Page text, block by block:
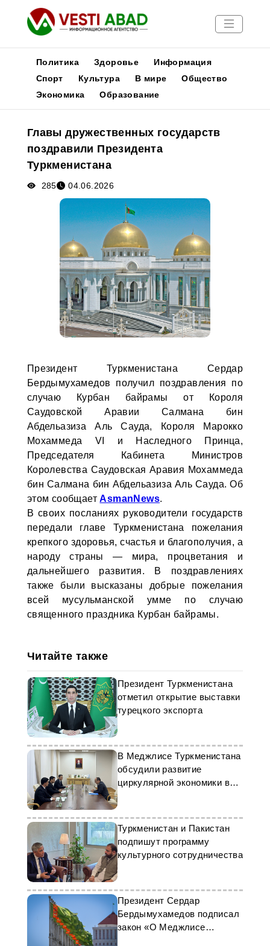
Новости
Медиа
Афиша
Политика Здоровье
Информация
Спорт
Культура В мире
Общество
Экономика
Образование
Главы дружественных государств
поздравили Президента
Туркменистана
285 04.06.2026
Президент Туркменистана Сердар
Бердымухамедов получил поздравления по
случаю Курбан байрамы от Короля
Саудовской Аравии Салмана бин
Абдельазиза Аль Сауда, Короля Марокко
Мохаммеда VI и Наследного Принца,
Председателя Кабинета Министров
Королевства Саудовская Аравия Мохаммеда
бин Салмана бин Абдельазиза Аль Сауда. Об
этом сообщаетAsmanNews.
В своих посланиях руководители государств
передали главе Туркменистана пожелания
крепкого здоровья, счастья и благополучия, а
народу страны — мира, процветания и
дальнейшего развития. В поздравлениях
также были высказаны добрые пожелания
всей мусульманской умме по случаю
священного праздника Курбан байрамы.
Читайте также
Президент Туркменистана
отметил открытие выставки
турецкого экспорта
В Меджлисе Туркменистана
обсудили развитие
циркулярной экономики в
рамках «SWITCH-Asia»
Туркменистан и Пакистан
подпишут программу
культурного сотрудничества
Президент Сердар
Бердымухамедов подписал
закон «О Меджлисе
Туркменистана»